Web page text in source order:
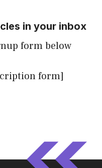
in your inbox
form below
form]